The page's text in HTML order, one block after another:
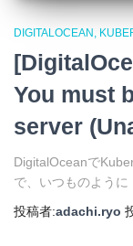
DIGITALOCEAN
You must
server
DigitalOceanで
で、いつものように
投稿者:adachi.ryo